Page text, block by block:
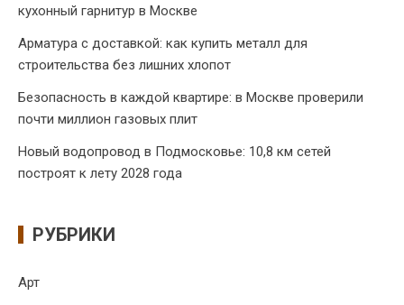
кухонный гарнитур в Москве
Арматура с доставкой: как купить металл для
строительства без лишних хлопот
Безопасность в каждой квартире: в Москве проверили
почти миллион газовых плит
Новый водопровод в Подмосковье: 10,8 км сетей
построят к лету 2028 года
РУБРИКИ
Арт